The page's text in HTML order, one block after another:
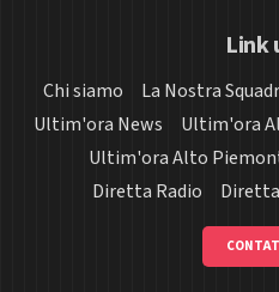
Link
Chi siamo La Nostra
Ultim'ora News
Ultim'ora
Ultim'ora Alto
Diretta Radio